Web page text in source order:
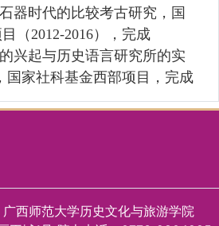
器时代的比较考古研究，国
（ 2012-2016），完成
兴起与历史语言研究所的实
国家社科基金西部项目，完成
西师范大学历史文化与旅游学院